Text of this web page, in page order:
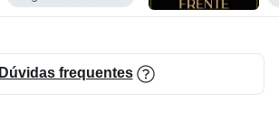
Dúvidas frequentes